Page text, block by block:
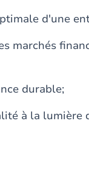
d'une
marchés
durable;
à la lumière